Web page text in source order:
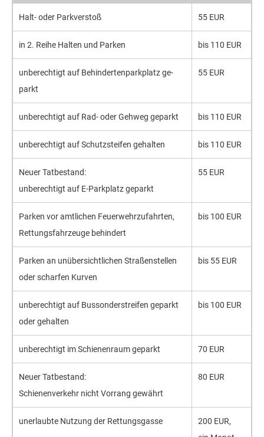
Halt- oder Park­verstoß 55 EUR
in 2. Reihe Halten und Parken bis 110 EUR
un­berecht­igt auf Be­hinderten­park­platz ge­
parkt
55 EUR
un­berecht­igt auf Rad- oder Geh­weg ge­parkt bis 110 EUR
un­berecht­igt auf Schutz­steifen ge­halten bis 110 EUR
Neuer Tat­bestand:
un­berecht­igt auf E-Park­platz ge­parkt
55 EUR
Parken vor amt­lichen Feuer­wehr­zufahrten,
Rettungs­fahr­zeuge behindert
bis 100 EUR
Parken an unüber­sicht­lichen Straßen­stellen
oder scharfen Kurven
bis 55 EUR
un­berecht­igt auf Bus­sonder­streifen ge­parkt
oder ge­halten
bis 100 EUR
un­berecht­igt im Schienen­raum ge­parkt 70 EUR
Neuer Tat­bestand:
Schienen­verkehr nicht Vor­rang ge­währt
80 EUR
un­erlaubte Nutzung der Rettungs­gasse
200 EUR,